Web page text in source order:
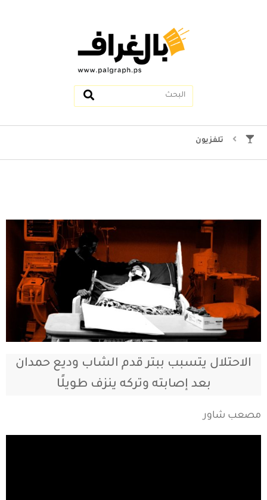
تلفزيون
الاحتلال يتسبب ببتر قدم الشاب وديع حمدان
بعد إصابته وتركه ينزف طويلًا
مصعب شاور